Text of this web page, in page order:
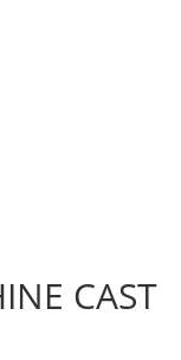
CAST